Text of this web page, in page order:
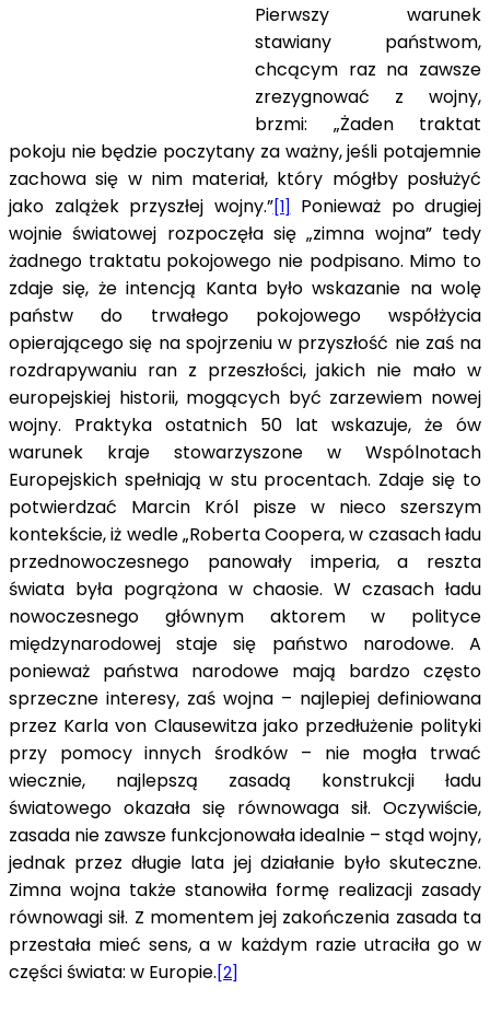
Pierwszy warunek
stawiany państwom,
chcącym raz na zawsze
zrezygnować z wojny,
brzmi: „Żaden traktat
pokoju nie będzie poczytany za ważny, jeśli potajem­nie
zachowa się w nim materiał, który mógłby posłużyć
jako zalążek przyszłej wojny.”[1]
Ponieważ po drugiej
wojnie światowej rozpoczęła się „zimna wojna” tedy
żadnego traktatu pokojowego nie podpisano. Mimo to
zdaje się, że intencją Kanta było wskazanie na wolę
państw do trwałego pokojowego współżycia
opierającego się na spojrzeniu w przyszłość nie zaś na
rozdrapywaniu ran z przeszłości, jakich nie mało w
europejskiej historii, mogących być zarzewiem nowej
wojny. Praktyka ostatnich 50 lat wskazuje, że ów
warunek kraje stowarzyszone w Wspólnotach
Europejskich spełniają w stu procentach. Zdaje się to
potwierdzać Marcin Król pisze w nieco szerszym
kontekście, iż wedle „Roberta Coopera, w czasach ładu
przednowoczesnego panowały imperia, a reszta
świata była pogrążona w chaosie. W czasach ładu
nowoczesnego głównym aktorem w polityce
międzynarodowej staje się państwo narodowe. A
ponieważ państwa narodowe mają bardzo często
sprzeczne interesy, zaś wojna – najlepiej definiowana
przez Karla von Clausewitza jako przedłużenie polityki
przy pomocy innych środków – nie mogła trwać
wiecznie, najlepszą zasadą konstrukcji ładu
światowego okazała się równowaga sił. Oczywiście,
zasada nie zawsze funkcjonowała idealnie – stąd wojny,
jednak przez długie lata jej działanie było skuteczne.
Zimna wojna także stanowiła formę realizacji zasady
równowagi sił. Z momentem jej zakończenia zasada ta
przestała mieć sens, a w każdym razie utraciła go w
części świata: w Europie. [2]